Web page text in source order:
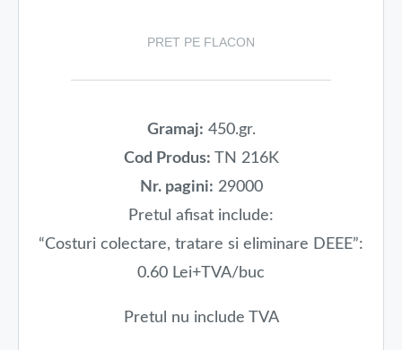
PRET PE FLACON
Gramaj: 450.gr.
Cod Produs: TN 216K
Nr. pagini: 29000
Pretul afisat include:
“Costuri colectare, tratare si eliminare DEEE”:
0.60 Lei+TVA/buc
Pretul nu include TVA